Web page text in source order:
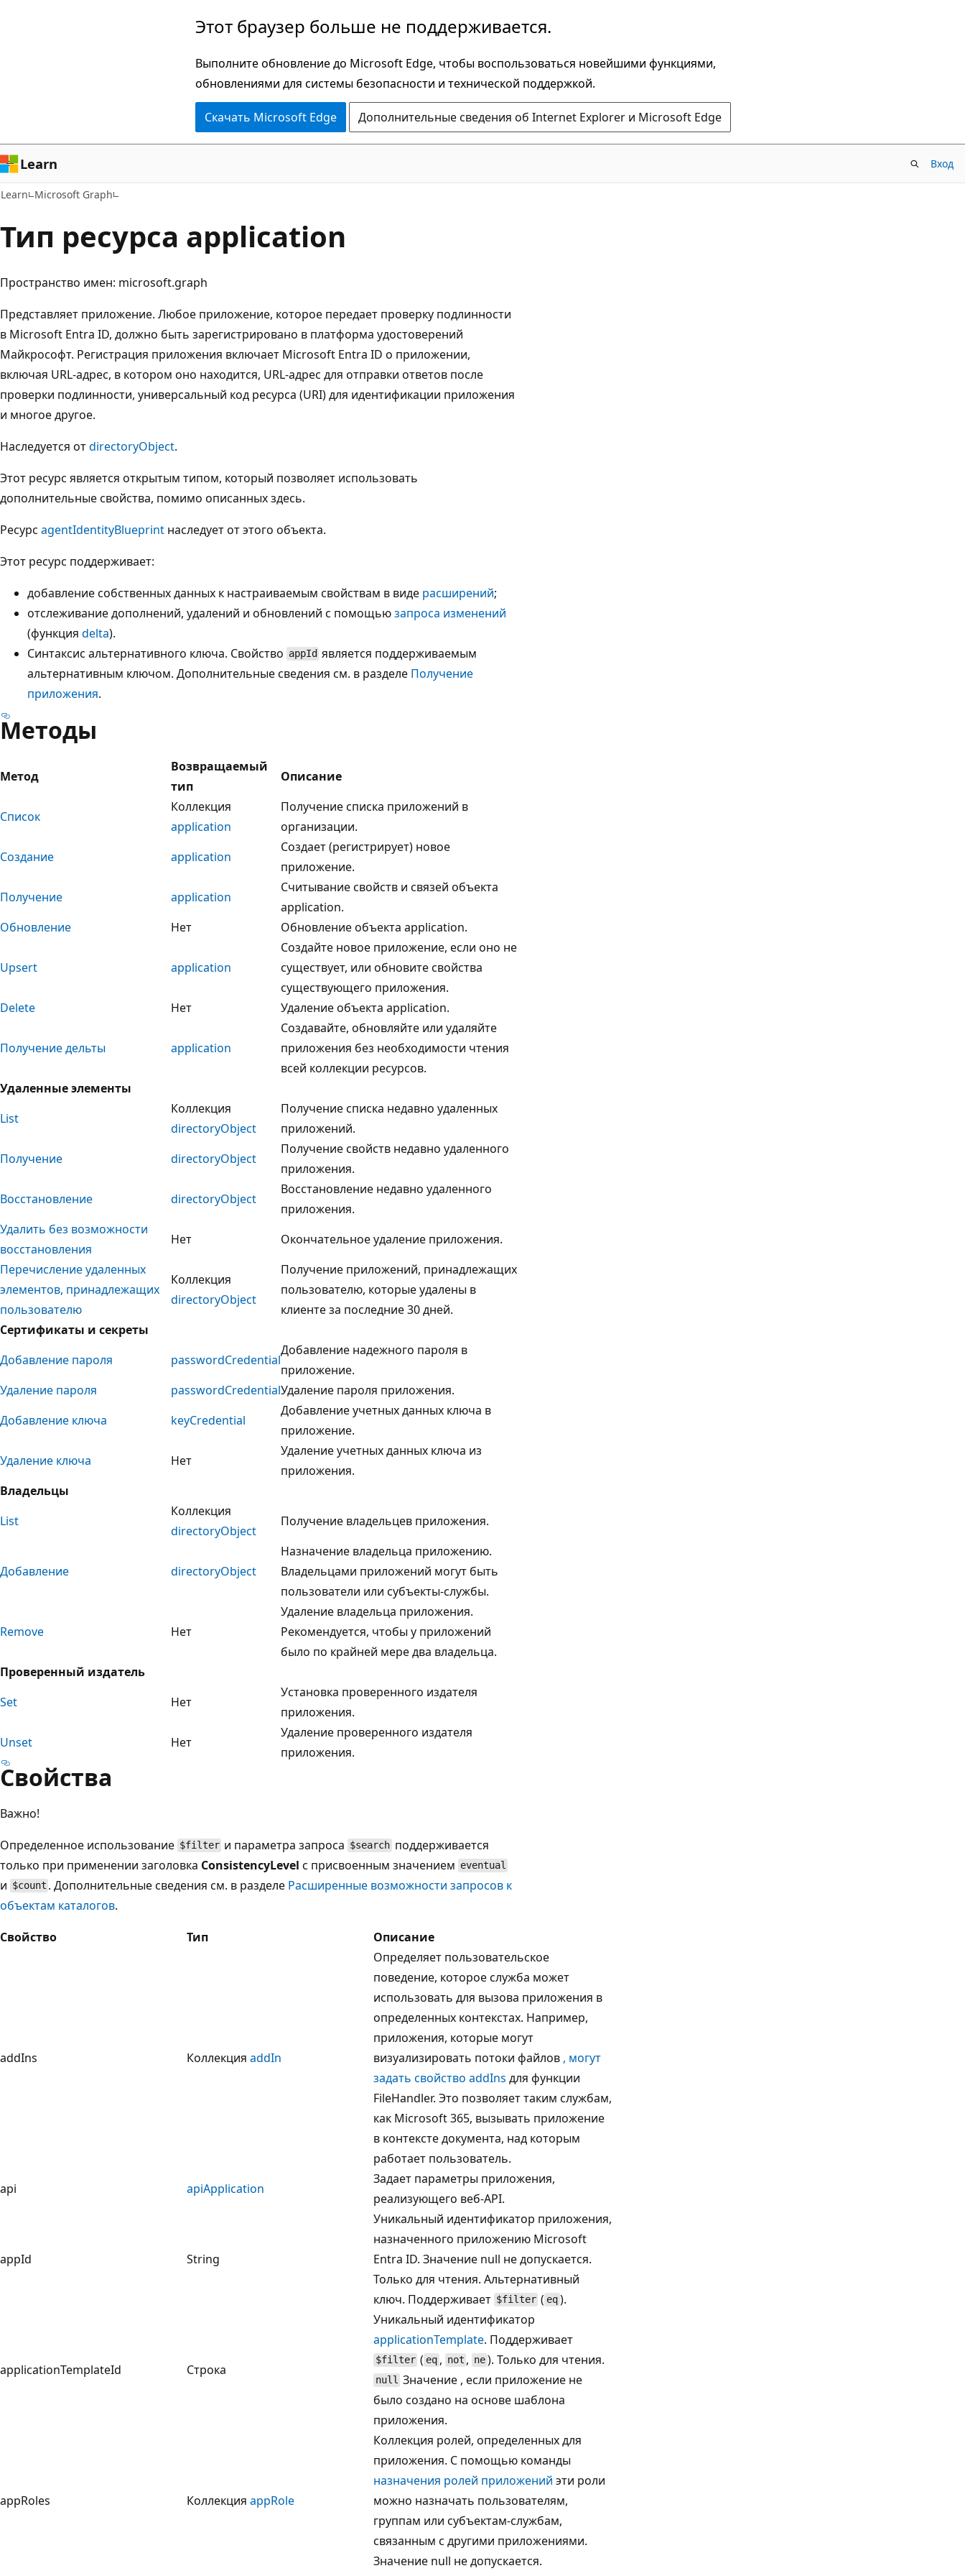
Этот браузер больше не поддерживается.
Выполните обновление до Microsoft Edge, чтобы воспользоваться новейшими функциями,
обновлениями для системы безопасности и технической поддержкой.
Скачать Microsoft Edge Дополнительные сведения об Internet Explorer и Microsoft Edge
Learn Вход
Learn Microsoft Graph
Тип ресурса application
Пространство имен: microsoft.graph
Представляет приложение. Любое приложение, которое передает проверку подлинности
в Microsoft Entra ID, должно быть зарегистрировано в платформа удостоверений
Майкрософт. Регистрация приложения включает Microsoft Entra ID о приложении,
включая URL-адрес, в котором оно находится, URL-адрес для отправки ответов после
проверки подлинности, универсальный код ресурса (URI) для идентификации приложения
и многое другое.
Наследуется отdirectoryObject.
Этот ресурс является открытым типом, который позволяет использовать
дополнительные свойства, помимо описанных здесь.
Ресурс agentIdentityBlueprint наследует от этого объекта.
Этот ресурс поддерживает:
добавление собственных данных к настраиваемым свойствам в виде расширений;
отслеживание дополнений, удалений и обновлений с помощьюзапроса изменений
(функция delta).
Синтаксис альтернативного ключа. Свойство appId является поддерживаемым
альтернативным ключом. Дополнительные сведения см. в разделе Получение
приложения.
Методы
Метод
Возвращаемый
тип
Описание
Список
Коллекция
application
Получение списка приложений в
организации.
Создание
application
Создает (регистрирует) новое
приложение.
Получение
application
Считывание свойств и связей объекта
application.
Обновление
Нет Обновление объекта application.
Upsert application
Создайте новое приложение, если оно не
существует, или обновите свойства
существующего приложения.
Delete
Нет Удаление объекта application.
Получение дельты application
Создавайте, обновляйте или удаляйте
приложения без необходимости чтения
всей коллекции ресурсов.
Удаленные элементы
List
Коллекция
directoryObject
Получение списка недавно удаленных
приложений.
Получение
directoryObject
Получение свойств недавно удаленного
приложения.
Восстановление
directoryObject
Восстановление недавно удаленного
приложения.
Удалить без возможности
восстановления
Нет
Окончательное удаление приложения.
Перечисление удаленных
элементов, принадлежащих
пользователю
Коллекция
directoryObject
Получение приложений, принадлежащих
пользователю, которые удалены в
клиенте за последние 30 дней.
Сертификаты и секреты
Добавление пароля
passwordCredential
Добавление надежного пароля в
приложение.
Удаление пароля
passwordCredentialУдаление пароля приложения.
Добавление ключа
keyCredential
Добавление учетных данных ключа в
приложение.
Удаление ключа
Нет
Удаление учетных данных ключа из
приложения.
Владельцы
List
Коллекция
directoryObject
Получение владельцев приложения.
Добавление directoryObject
Назначение владельца приложению.
Владельцами приложений могут быть
пользователи или субъекты-службы.
Remove Нет
Удаление владельца приложения.
Рекомендуется, чтобы у приложений
было по крайней мере два владельца.
Проверенный издатель
Set
Нет
Установка проверенного издателя
приложения.
Unset
Нет
Удаление проверенного издателя
приложения.
Свойства
Важно!
Определенное использование $filter и параметра запроса $search поддерживается
только при применении заголовка ConsistencyLevel с присвоенным значением eventual
и $count . Дополнительные сведения см. в разделе Расширенные возможности запросов к
объектам каталогов.
Свойство
Тип Описание
addIns Коллекция addIn
Определяет пользовательское
поведение, которое служба может
использовать для вызова приложения в
определенных контекстах. Например,
приложения, которые могут
визуализировать потоки файлов , могут
задать свойство addIns для функции
FileHandler. Это позволяет таким службам,
как Microsoft 365, вызывать приложение
в контексте документа, над которым
работает пользователь.
api
apiApplication
Задает параметры приложения,
реализующего веб-API.
appId String
Уникальный идентификатор приложения,
назначенного приложению Microsoft
Entra ID. Значение null не допускается.
Только для чтения. Альтернативный
ключ. Поддерживает $filter ( eq).
applicationTemplateId Строка
Уникальный идентификатор
applicationTemplate. Поддерживает
$filter ( eq, not , ne). Только для чтения.
null Значение , если приложение не
было создано на основе шаблона
приложения.
appRoles Коллекция appRole
Коллекция ролей, определенных для
приложения. С помощью команды
назначения ролей приложений эти роли
можно назначать пользователям,
группам или субъектам-службам,
связанным с другими приложениями.
Значение null не допускается.